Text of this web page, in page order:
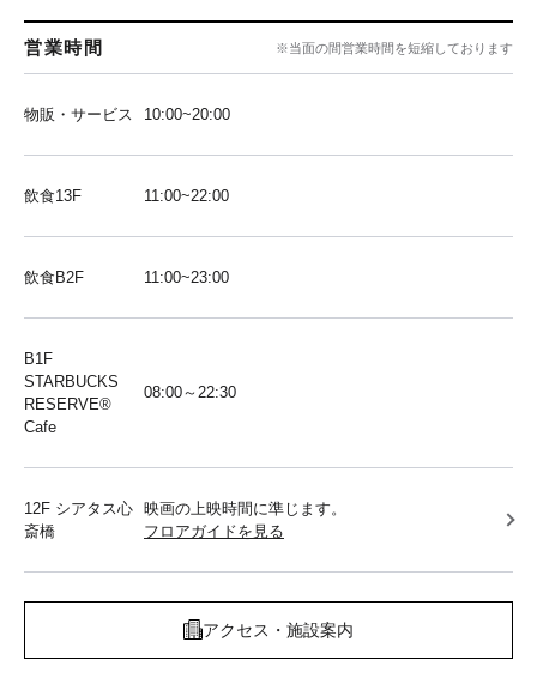
営業時間 ※当面の間営業時間を短縮しております
物販・サービス 10:00~20:00
飲食13F 11:00~22:00
飲食B2F 11:00~23:00
B1F
STARBUCKS
RESERVE®︎
Cafe
08:00～22:30
12F シアタス心
斎橋
映画の上映時間に準じます。
フロアガイドを見る
アクセス・施設案内